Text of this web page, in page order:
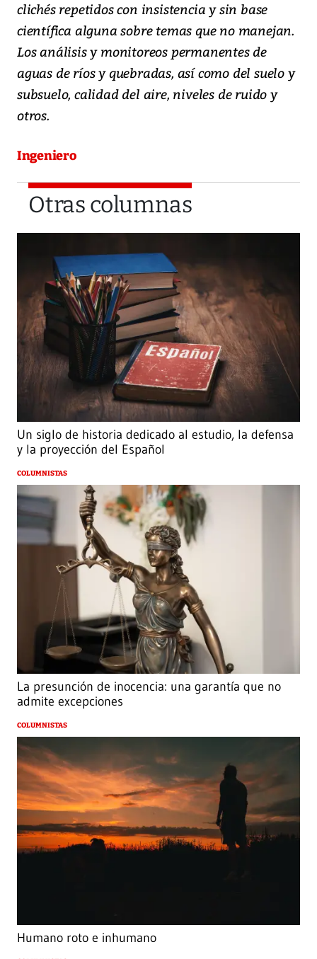
clichés repetidos con insistencia y sin base
científica alguna sobre temas que no manejan.
Los análisis y monitoreos permanentes de
aguas de ríos y quebradas, así como del suelo y
subsuelo, calidad del aire, niveles de ruido y
otros.
Ingeniero
Otras columnas
Un siglo de historia dedicado al estudio, la defensa
y la proyección del Español
COLUMNISTAS
La presunción de inocencia: una garantía que no
admite excepciones
COLUMNISTAS
Humano roto e inhumano